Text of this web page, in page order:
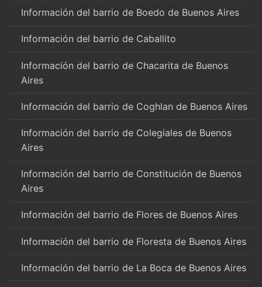
Información del barrio de Boedo de Buenos Aires
Información del barrio de Caballito
Información del barrio de Chacarita de Buenos
Aires
Información del barrio de Coghlan de Buenos Aires
Información del barrio de Colegiales de Buenos
Aires
Información del barrio de Constitución de Buenos
Aires
Información del barrio de Flores de Buenos Aires
Información del barrio de Floresta de Buenos Aires
Información del barrio de La Boca de Buenos Aires